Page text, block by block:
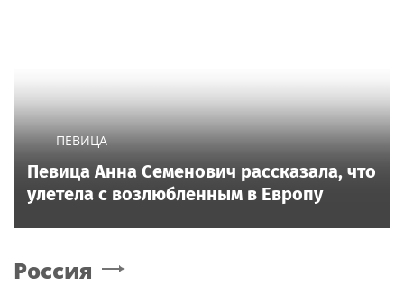
ПЕВИЦА
Певица Анна Семенович рассказала, что
улетела с возлюбленным в Европу
Россия